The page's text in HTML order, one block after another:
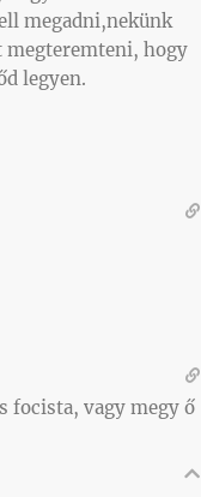
megadni,nekünk
megteremteni, hogy
legyen.
focista, vagy megy ő